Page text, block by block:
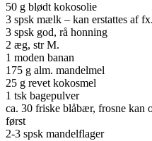
50 g blødt kokosolie
3 spsk mælk – kan erstattes af
3 spsk god, rå honning
2 æg, str M.
1 moden banan
175 g alm. mandelmel
25 g revet kokosmel
1 tsk bagepulver
ca. 30 friske blåbær, frosne kan
først
2-3 spsk mandelflager